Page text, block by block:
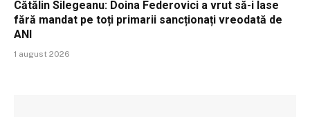
Cătălin Silegeanu: Doina Federovici a vrut să-i lase
fără mandat pe toți primarii sancționați vreodată de
ANI
1 august 2026